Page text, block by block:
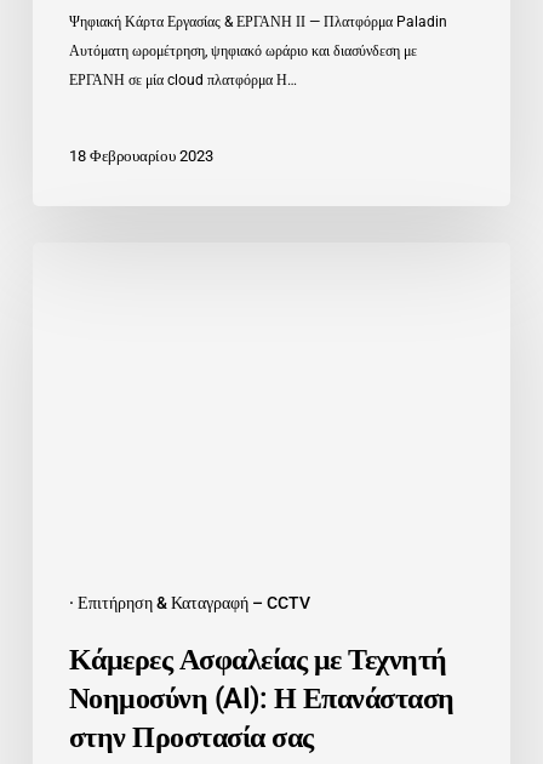
Ψηφιακή Κάρτα Εργασίας & ΕΡΓΑΝΗ ΙΙ — Πλατφόρμα Paladin
Αυτόματη ωρομέτρηση, ψηφιακό ωράριο και διασύνδεση με
ΕΡΓΑΝΗ σε μία cloud πλατφόρμα Η…
18 Φεβρουαρίου 2023
· Επιτήρηση & Καταγραφή – CCTV
Κάμερες Ασφαλείας με Τεχνητή
Νοημοσύνη (AI): Η Επανάσταση
στην Προστασία σας